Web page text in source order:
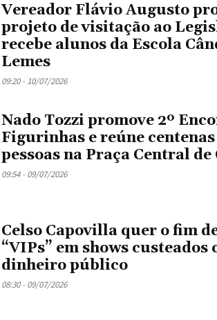
Vereador Flávio Augusto
projeto de visitação ao
recebe alunos da Escola
Lemes
09:20 - 10/07/2026
Nado Tozzi promove 2º
Figurinhas e reúne centenas
pessoas na Praça Central de
09:54 - 09/07/2026
Celso Capovilla quer o fim
“VIPs” em shows custeados
dinheiro público
08:30 - 09/07/2026